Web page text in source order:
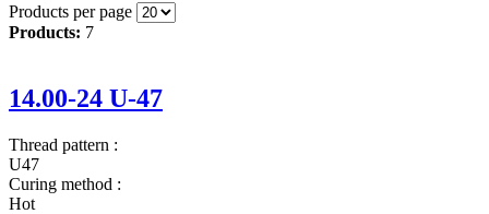
Products per page
Products: 7
14.00-24 U-47
Thread pattern :
U47
Curing method :
Hot